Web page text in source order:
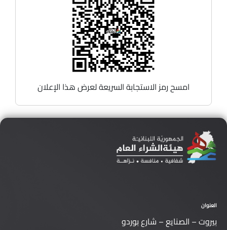
امسح رمز الاستجابة السريعة لعرض هذا الإعلان
العنوان
بيروت – الصنايع – شارع بوردو